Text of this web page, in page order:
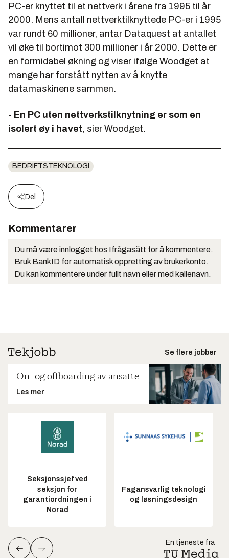
PC-er knyttet til et nettverk i årene fra 1995 til år
2000. Mens antall nettverktilknyttede PC-er i 1995
var rundt 60 millioner, antar Dataquest at antallet
vil øke til bortimot 300 millioner i år 2000. Dette er
en formidabel økning og viser ifølge Woodget at
mange har forstått nytten av å knytte
datamaskinene sammen.
- En PC uten nettverkstilknytning er som en
isolert øy i havet, sier Woodget.
BEDRIFTSTEKNOLOGI
Del
Kommentarer
Du må være innlogget hos Ifrågasätt for å kommentere.
Bruk BankID for automatisk oppretting av brukerkonto.
Du kan kommentere under fullt navn eller med kallenavn.
Se flere jobber
On- og offboarding av ansatte
Les mer
Seksjonssjef ved
seksjon for
garantiordningen i
Norad
Fagansvarlig teknologi
og løsningsdesign
En tjeneste fra